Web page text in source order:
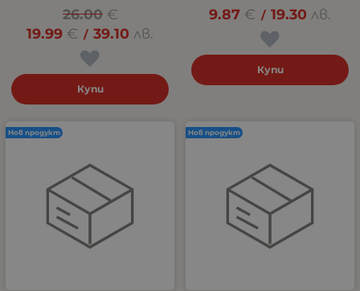
26.00 €
19.99 € / 39.10 лв.
Купи
9.87 € / 19.30 лв.
Купи
Нов продукт Нов продукт